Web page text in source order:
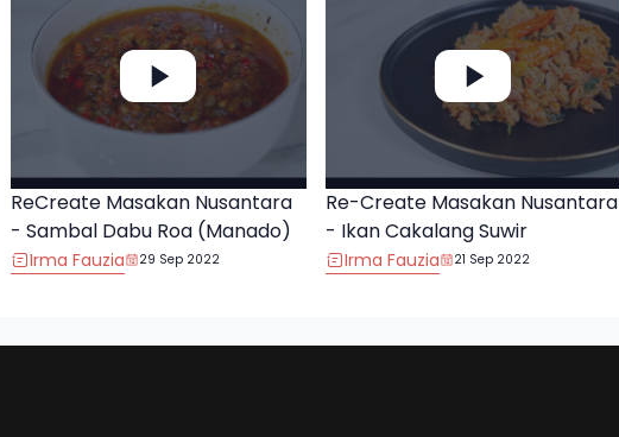
ReCreate Masakan Nusantara
- Sambal Dabu Roa (Manado)
Irma Fauzia 29 Sep 2022
Re-Create Masakan Nusantara
- Ikan Cakalang Suwir
Irma Fauzia 21 Sep 2022